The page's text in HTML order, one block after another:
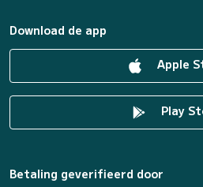
Download de app
Apple
Play
Betaling geverifieerd door